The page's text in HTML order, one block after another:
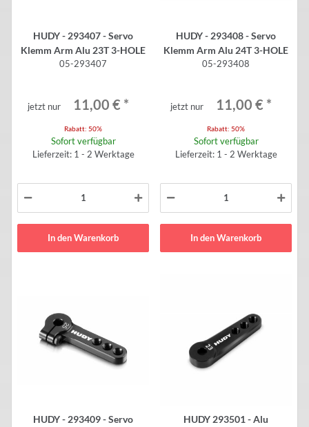
HUDY - 293407 - Servo
Klemm Arm Alu 23T 3-HOLE
05-293407
jetzt nur 11,00 € *
Rabatt: 50%
Sofort verfügbar
Lieferzeit: 1 - 2 Werktage
In den Warenkorb
HUDY - 293408 - Servo
Klemm Arm Alu 24T 3-HOLE
05-293408
jetzt nur 11,00 € *
Rabatt: 50%
Sofort verfügbar
Lieferzeit: 1 - 2 Werktage
In den Warenkorb
HUDY - 293409 - Servo
HUDY 293501 - Alu